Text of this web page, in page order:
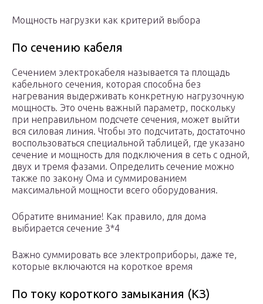
Мощность нагрузки как критерий выбора
По сечению кабеля
Сечением электрокабеля называется та площадь
кабельного сечения, которая способна без
нагревания выдерживать конкретную нагрузочную
мощность. Это очень важный параметр, поскольку
при неправильном подсчете сечения, может выйти
вся силовая линия. Чтобы это подсчитать, достаточно
воспользоваться специальной таблицей, где указано
сечение и мощность для подключения в сеть с одной,
двух и тремя фазами. Определить сечение можно
также по закону Ома и суммированием
максимальной мощности всего оборудования.
Обратите внимание! Как правило, для дома
выбирается сечение 3*4
Важно суммировать все электроприборы, даже те,
которые включаются на короткое время
По току короткого замыкания (КЗ)